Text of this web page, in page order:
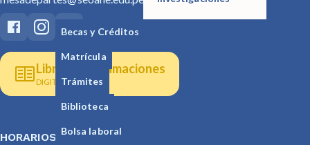
Becas y Créditos
Matrícula
Trámites
Biblioteca
Bolsa laboral
Libro de reclamaciones
DIGITAL
HORARIOS